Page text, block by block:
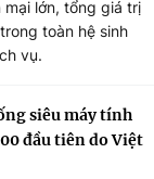
mại lớn, tổng giá trị
toàn hệ sinh
vụ.
siêu máy tính
đầu tiên do Việt